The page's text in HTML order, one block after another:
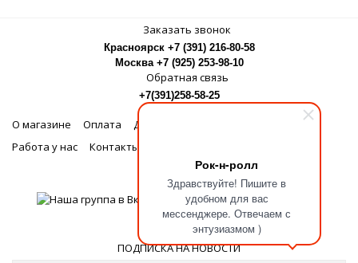
Рок-н-ролл
Здравствуйте! Пишите в
удобном для вас
мессенджере. Отвечаем с
энтузиазмом )
Заказать звонок
Красноярск +7 (391) 216-80-58
Москва +7 (925) 253-98-10
Обратная связь
+7(391)258-58-25
О магазине Оплата Доставка
Работа у нас
Контакты
МЫ В СОЦСЕТЯХ
ПОДПИСКА НА НОВОСТИ